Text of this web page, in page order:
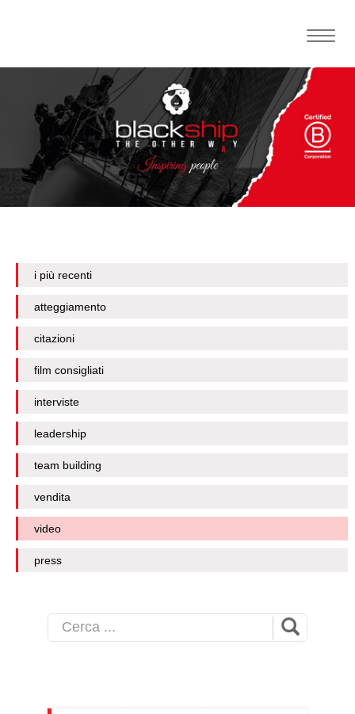
Toggle
i più recenti
atteggiamento
citazioni
film consigliati
interviste
leadership
team building
vendita
video
press